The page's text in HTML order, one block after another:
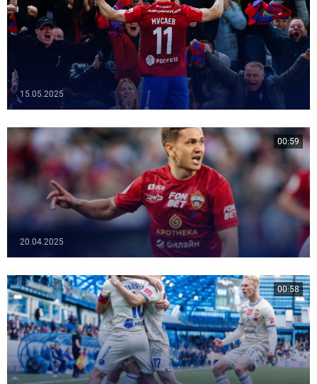
15.05.2025
20.04.2025
00:59
00:58